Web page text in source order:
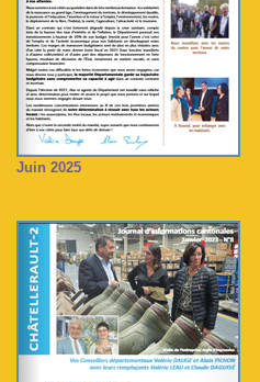
Juin 2025